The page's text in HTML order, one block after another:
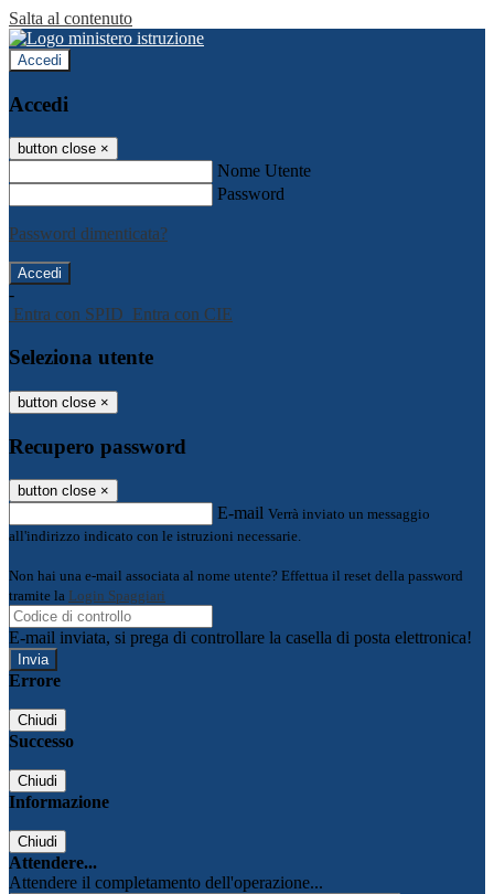
Salta al contenuto
Accedi
Accedi
button close ×
Nome Utente
Password
Password dimenticata?
-
Entra con SPID Entra con CIE
Seleziona utente
button close ×
Recupero password
button close ×
E-mail Verrà inviato un messaggio
all'indirizzo indicato con le istruzioni necessarie.
Non hai una e-mail associata al nome utente? Effettua il reset della password
tramite la Login Spaggiari
E-mail inviata, si prega di controllare la casella di posta elettronica!
Errore
Chiudi
Successo
Chiudi
Informazione
Chiudi
Attendere...
Attendere il completamento dell'operazione...